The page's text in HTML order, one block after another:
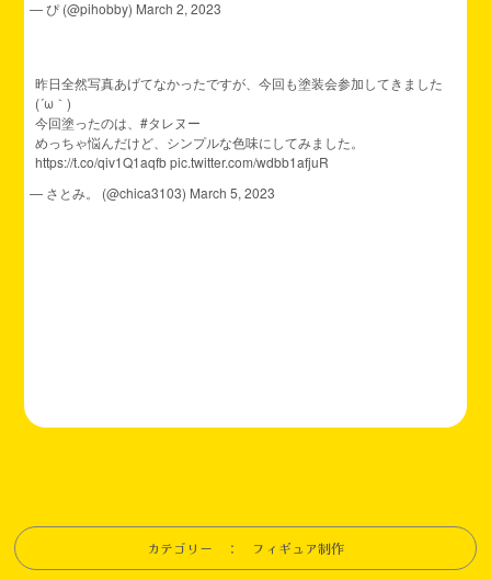
— ぴ (@pihobby) March 2, 2023
昨日全然写真あげてなかったですが、今回も塗装会参加してきました
(´ω｀)
今回塗ったのは、#タレヌー
めっちゃ悩んだけど、シンプルな色味にしてみました。
https://t.co/qiv1Q1aqfb pic.twitter.com/wdbb1afjuR
— さとみ。 (@chica3103) March 5, 2023
カテゴリー ： フィギュア制作